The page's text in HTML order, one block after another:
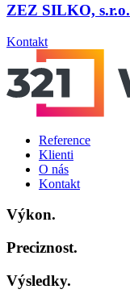
ZEZ SILKO, s.r.o.
Kontakt
Reference
Klienti
O nás
Kontakt
Výkon.
Preciznost.
Výsledky.